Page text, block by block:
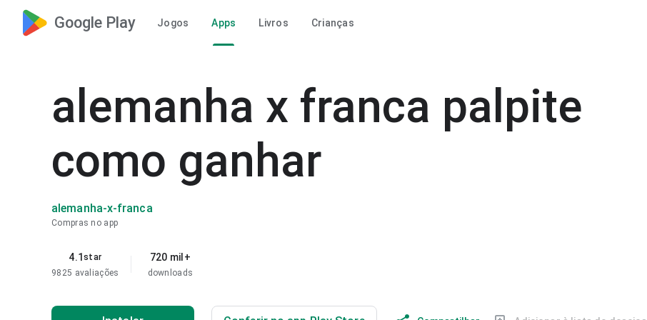
Google Play Jogos Apps Livros Crianças
alemanha x franca palpite
como ganhar
alemanha-x-franca
Compras no app
4.1star
9825 avaliações
720 mil+
downloads